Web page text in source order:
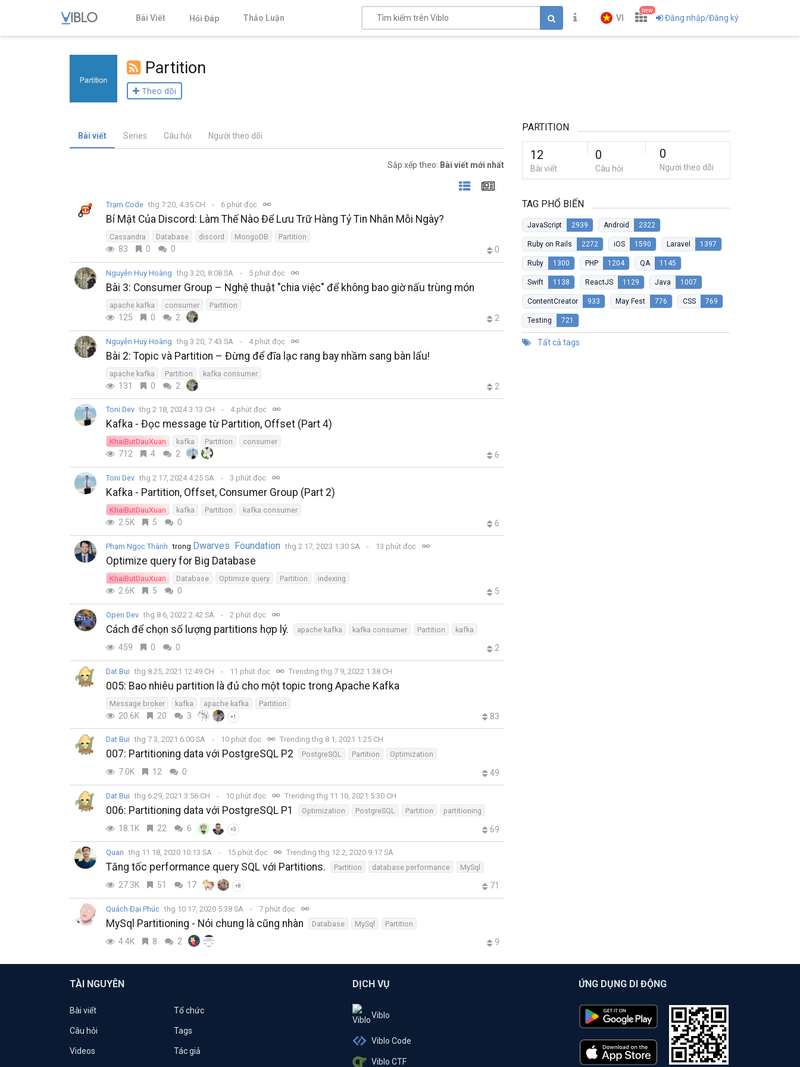
Bài Viết Hỏi Đáp Thảo Luận VI
new
Đăng nhập/Đăng ký
Partition
Theo dõi
Bài viết Series Câu hỏi Người theo dõi
Sắp xếp theo: Bài viết mới nhất
Trạm Code thg 7 20, 4:35 CH 6 phút đọc
Bí Mật Của Discord: Làm Thế Nào Để Lưu Trữ Hàng Tỷ Tin Nhắn Mỗi Ngày?
Cassandra Database discord MongoDB Partition
83 0 0 0
Nguyễn Huy Hoàng thg 3 20, 8:08 SA 5 phút đọc
Bài 3: Consumer Group – Nghệ thuật "chia việc" để không bao giờ nấu trùng món
apache kafka consumer Partition
125 0 2 2
Nguyễn Huy Hoàng thg 3 20, 7:43 SA 4 phút đọc
Bài 2: Topic và Partition – Đừng để đĩa lạc rang bay nhầm sang bàn lẩu!
apache kafka Partition kafka consumer
131 0 2 2
Toni Dev thg 2 18, 2024 3:13 CH 4 phút đọc
Kafka - Đọc message từ Partition, Offset (Part 4)
KhaiButDauXuan kafka Partition consumer
712 4 2 6
Toni Dev thg 2 17, 2024 4:25 SA 3 phút đọc
Kafka - Partition, Offset, Consumer Group (Part 2)
KhaiButDauXuan kafka Partition kafka consumer
2.5K 5 0 6
Phạm Ngọc Thành trong Dwarves Foundation thg 2 17, 2023 1:30 SA 13 phút đọc
Optimize query for Big Database
KhaiButDauXuan Database Optimize query Partition indexing
2.6K 5 0 5
Open Dev thg 8 6, 2022 2:42 SA 2 phút đọc
Cách để chọn số lượng partitions hợp lý. apache kafka kafka consumer Partition kafka
459 0 0 2
Dat Bui thg 8 25, 2021 12:49 CH 11 phút đọc Trending thg 7 9, 2022 1:38 CH
005: Bao nhiêu partition là đủ cho một topic trong Apache Kafka
Message broker kafka apache kafka Partition
20.6K 20 3 +1 83
Dat Bui thg 7 3, 2021 6:00 SA 10 phút đọc Trending thg 8 1, 2021 1:25 CH
007: Partitioning data với PostgreSQL P2 PostgreSQL Partition Optimization
7.0K 12 0 49
Dat Bui thg 6 29, 2021 3:56 CH 10 phút đọc Trending thg 11 10, 2021 5:30 CH
006: Partitioning data với PostgreSQL P1 Optimization PostgreSQL Partition partitioning
18.1K 22 6 +3 69
Quan thg 11 18, 2020 10:13 SA 15 phút đọc Trending thg 12 2, 2020 9:17 SA
Tăng tốc performance query SQL với Partitions. Partition database performance MySql
27.3K 51 17 +8 71
Quách Đại Phúc thg 10 17, 2020 5:38 SA 7 phút đọc
MySql Partitioning - Nói chung là cũng nhàn Database MySql Partition
4.4K 8 2 9
PARTITION
12
Bài viết
0
Câu hỏi
0
Người theo dõi
TAG PHỔ BIẾN
JavaScript 2939 Android 2322
Ruby on Rails 2272 iOS 1590 Laravel 1397
Ruby 1300 PHP 1204 QA 1145
Swift 1138 ReactJS 1129 Java 1007
ContentCreator 933 May Fest 776 CSS 769
Testing 721
Tất cả tags
TÀI NGUYÊN
Bài viết Tổ chức
Câu hỏi Tags
Videos Tác giả
DỊCH VỤ
Viblo
Viblo Code
Viblo CTF
ỨNG DỤNG DI ĐỘNG